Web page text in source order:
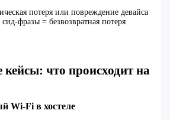
потеря или повреждение девайса
фразы = безвозвратная потеря
кейсы: что происходит на
Wi‑Fi в хостеле